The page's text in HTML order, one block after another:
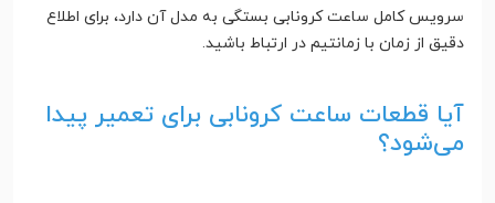
سرویس کامل ساعت کرونابی بستگی به مدل آن دارد، برای اطلاع
دقیق از زمان با زمانتیم در ارتباط باشید.
آیا قطعات ساعت کرونابی برای تعمیر پیدا
می‌شود؟